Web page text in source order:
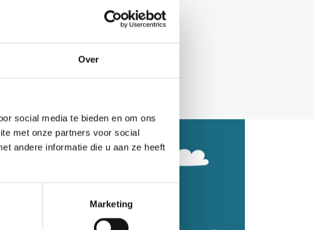
Over
social media te bieden en om ons
met onze partners voor social
andere informatie die u aan ze heeft
Marketing